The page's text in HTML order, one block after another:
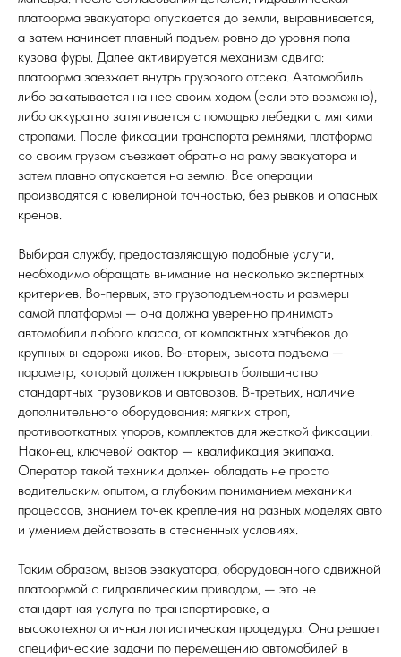
платформа эвакуатора опускается до земли, выравнивается,
а затем начинает плавный подъем ровно до уровня пола
кузова фуры. Далее активируется механизм сдвига:
платформа заезжает внутрь грузового отсека. Автомобиль
либо закатывается на нее своим ходом (если это возможно),
либо аккуратно затягивается с помощью лебедки с мягкими
стропами. После фиксации транспорта ремнями, платформа
со своим грузом съезжает обратно на раму эвакуатора и
затем плавно опускается на землю. Все операции
производятся с ювелирной точностью, без рывков и опасных
кренов.
Выбирая службу, предоставляющую подобные услуги,
необходимо обращать внимание на несколько экспертных
критериев. Во-первых, это грузоподъемность и размеры
самой платформы — она должна уверенно принимать
автомобили любого класса, от компактных хэтчбеков до
крупных внедорожников. Во-вторых, высота подъема —
параметр, который должен покрывать большинство
стандартных грузовиков и автовозов. В-третьих, наличие
дополнительного оборудования: мягких строп,
противооткатных упоров, комплектов для жесткой фиксации.
Наконец, ключевой фактор — квалификация экипажа.
Оператор такой техники должен обладать не просто
водительским опытом, а глубоким пониманием механики
процессов, знанием точек крепления на разных моделях авто
и умением действовать в стесненных условиях.
Таким образом, вызов эвакуатора, оборудованного сдвижной
платформой с гидравлическим приводом, — это не
стандартная услуга по транспортировке, а
высокотехнологичная логистическая процедура. Она решает
специфические задачи по перемещению автомобилей в